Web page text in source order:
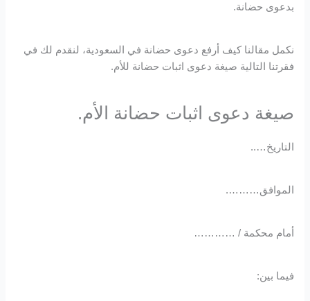
بدعوى حضانة.
نكمل مقالنا كيف أرفع دعوى حضانة في السعودية، لنقدم لك في
فقرتنا التالية صيغة دعوى اثبات حضانة للأم.
صيغة دعوى اثبات حضانة الأم.
التاريخ…..
الموافق……….
أمام محكمة / …………
فيما بين: